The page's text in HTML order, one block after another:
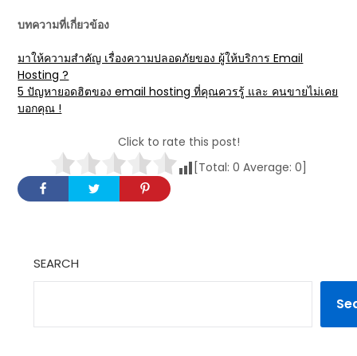
บทความที่เกี่ยวข้อง
มาให้ความสำคัญ เรื่องความปลอดภัยของ ผู้ให้บริการ Email
Hosting ?
5 ปัญหายอดฮิตของ email hosting ที่คุณควรรู้ และ คนขายไม่เคย
บอกคุณ !
Click to rate this post!
[Total: 0 Average: 0
SEARCH